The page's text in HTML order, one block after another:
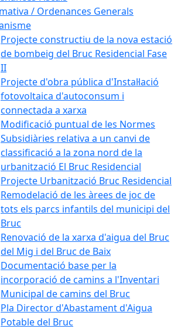
/ Ordenances Generals
Projecte constructiu de la nova estació
de bombeig del Bruc Residencial Fase
II
Projecte d'obra pública d'Instal·lació
fotovoltaica d'autoconsum i
connectada a xarxa
Modificació puntual de les Normes
Subsidiàries relativa a un canvi de
classificació a la zona nord de la
urbanització El Bruc Residencial
Projecte Urbanització Bruc Residencial
Remodelació de les àrees de joc de
tots els parcs infantils del municipi del
Bruc
Renovació de la xarxa d'aigua del Bruc
del Mig i del Bruc de Baix
Documentació base per la
incorporació de camins a l'Inventari
Municipal de camins del Bruc
Pla Director d'Abastament d'Aigua
Potable del Bruc